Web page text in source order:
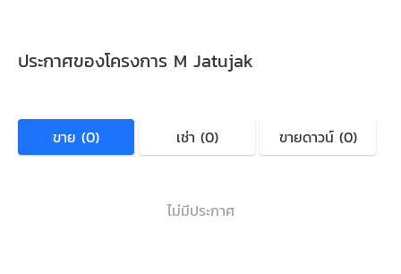
ประกาศของโครงการ M Jatujak
ขาย (0) เช่า (0) ขายดาวน์ (0)
ไม่มีประกาศ